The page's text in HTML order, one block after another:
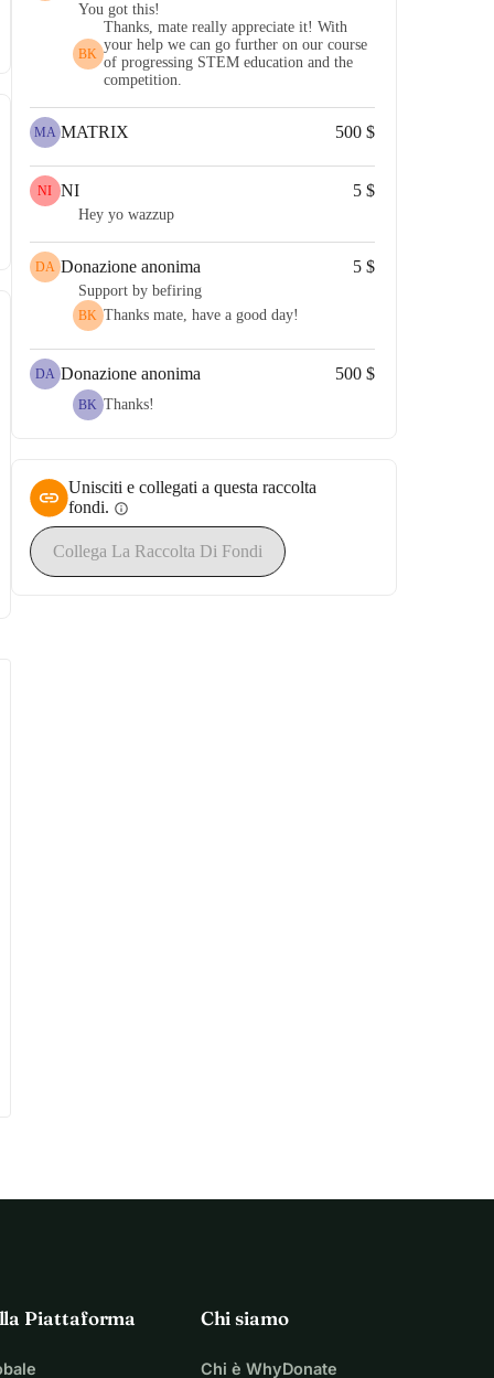
You got this!
BK
Thanks, mate really appreciate it! With
your help we can go further on our course
of progressing STEM education and the
competition.
MA MATRIX 500 $
NI NI 5 $
Hey yo wazzup
DA Donazione anonima 5 $
Support by befiring
BK Thanks mate, have a good day!
DA Donazione anonima 500 $
BK Thanks!
Unisciti e collegati a questa raccolta
fondi. info
Collega La Raccolta Di Fondi
Piattaforma Chi siamo
Chi è WhyDonate